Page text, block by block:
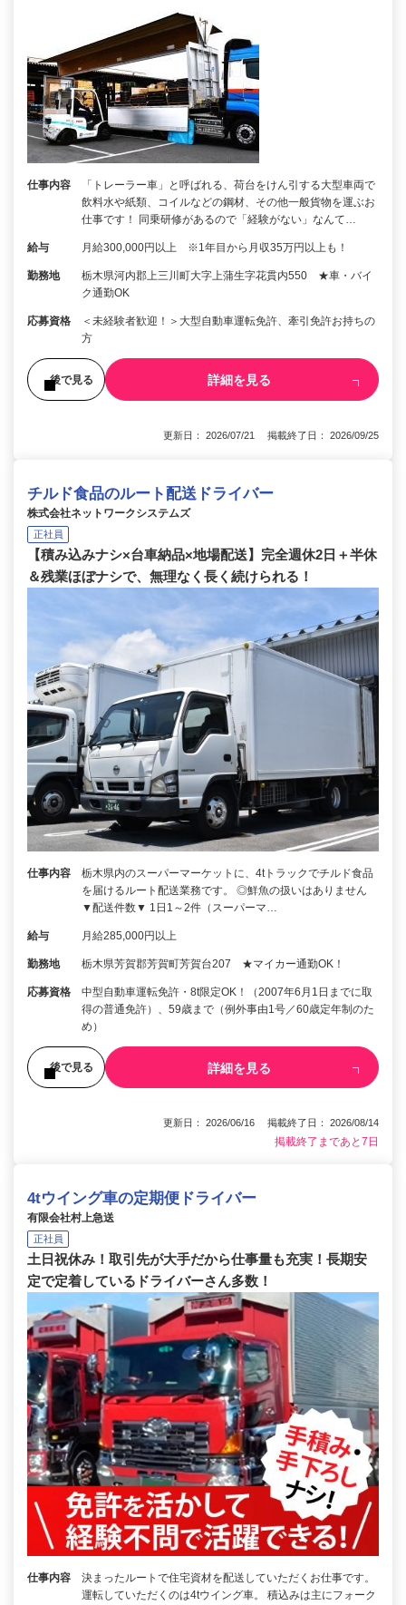
仕事内容
「トレーラー車」と呼ばれる、荷台をけん引する大型車両で
飲料水や紙類、コイルなどの鋼材、その他一般貨物を運ぶお
仕事です！ 同乗研修があるので「経験がない」なんて…
給与 月給300,000円以上 ※1年目から月収35万円以上も！
勤務地
栃木県河内郡上三川町大字上蒲生字花貫内550 ★車・バイ
ク通勤OK
応募資格
＜未経験者歓迎！＞大型自動車運転免許、牽引免許お持ちの
方
後で見る 詳細を見る
更新日： 2026/07/21 掲載終了日： 2026/09/25
チルド食品のルート配送ドライバー
株式会社ネットワークシステムズ
正社員
【積み込みナシ×台車納品×地場配送】完全週休2日＋半休
＆残業ほぼナシで、無理なく長く続けられる！
仕事内容
栃木県内のスーパーマーケットに、4tトラックでチルド食品
を届けるルート配送業務です。 ◎鮮魚の扱いはありません
▼配送件数▼ 1日1～2件（スーパーマ…
給与 月給285,000円以上
勤務地 栃木県芳賀郡芳賀町芳賀台207 ★マイカー通勤OK！
応募資格
中型自動車運転免許・8t限定OK！（2007年6月1日までに取
得の普通免許）、59歳まで（例外事由1号／60歳定年制のた
め）
後で見る 詳細を見る
更新日： 2026/06/16 掲載終了日： 2026/08/14
掲載終了まであと7日
4tウイング車の定期便ドライバー
有限会社村上急送
正社員
土日祝休み！取引先が大手だから仕事量も充実！長期安
定で定着しているドライバーさん多数！
仕事内容
決まったルートで住宅資材を配送していただくお仕事です。
運転していただくのは4tウイング車。 積込みは主にフォーク